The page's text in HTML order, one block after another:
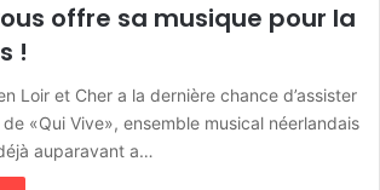
offre sa musique pour la
!
Loir et Cher a la dernière chance d’assister
«Qui Vive», ensemble musical néerlandais
auparavant a…